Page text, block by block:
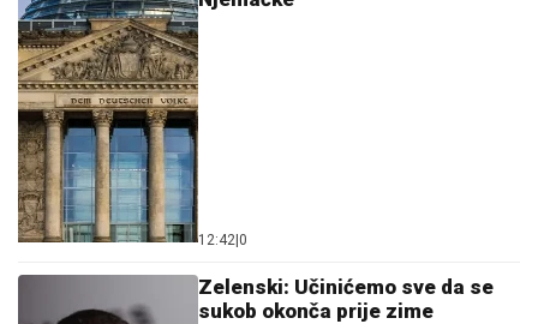
12:42|0
Zelenski: Učinićemo sve da se
sukob okonča prije zime